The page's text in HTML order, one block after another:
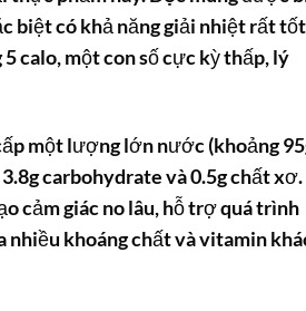
biệt có khả năng giải nhiệt rất
calo, một con số cực kỳ thấp, lý
một lượng lớn nước (khoảng
carbohydrate và 0.5g chất xơ.
cảm giác no lâu, hỗ trợ quá trình
nhiều khoáng chất và vitamin